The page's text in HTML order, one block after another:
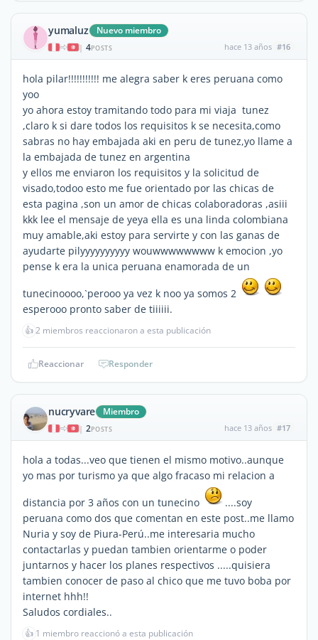
yumaluz Nuevo miembro
| 4POSTS hace 13 años #16
hola pilar!!!!!!!!!!! me alegra saber k eres peruana como
yoo
yo ahora estoy tramitando todo para mi viaja tunez
,claro k si dare todos los requisitos k se necesita,como
sabras no hay embajada aki en peru de tunez,yo llame a
la embajada de tunez en argentina
y ellos me enviaron los requisitos y la solicitud de
visado,todoo esto me fue orientado por las chicas de
esta pagina ,son un amor de chicas colaboradoras ,asiii
kkk lee el mensaje de yeya ella es una linda colombiana
muy amable,aki estoy para servirte y con las ganas de
ayudarte pilyyyyyyyyyy wouwwwwwwww k emocion ,yo
pense k era la unica peruana enamorada de un
tunecinoooo,`perooo ya vez k noo ya somos 2
esperooo pronto saber de tiiiiii.
👍2 miembros reaccionaron a esta publicación
Reaccionar Responder
nucryvare Miembro
| 2POSTS hace 13 años #17
hola a todas...veo que tienen el mismo motivo..aunque
yo mas por turismo ya que algo fracaso mi relacion a
distancia por 3 años con un tunecino
....soy
peruana como dos que comentan en este post..me llamo
Nuria y soy de Piura-Perú..me interesaria mucho
contactarlas y puedan tambien orientarme o poder
juntarnos y hacer los planes respectivos .....quisiera
tambien conocer de paso al chico que me tuvo boba por
internet hhh!!
Saludos cordiales..
👍 1 miembro reaccionó a esta publicación